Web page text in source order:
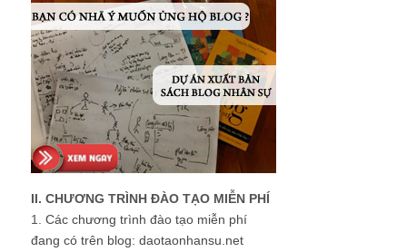
II. CHƯƠNG TRÌNH ĐÀO TẠO MIỄN PHÍ
1. Các chương trình đào tạo miễn phí
đang có trên blog: daotaonhansu.net